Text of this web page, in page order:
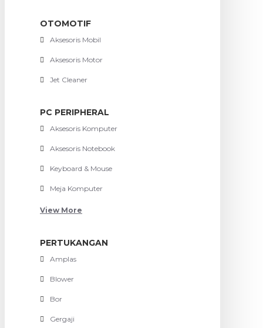
OTOMOTIF
Aksesoris Mobil
Aksesoris Motor
Jet Cleaner
PC PERIPHERAL
Aksesoris Komputer
Aksesoris Notebook
Keyboard & Mouse
Meja Komputer
View More
PERTUKANGAN
Amplas
Blower
Bor
Gergaji